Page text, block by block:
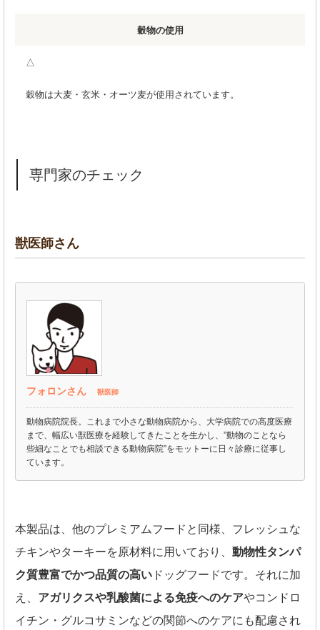
穀物の使用
△
穀物は大麦・玄米・オーツ麦が使用されています。
専門家のチェック
獣医師さん
フォロンさん 獣医師
動物病院院長。これまで小さな動物病院から、大学病院での高度医療
まで、幅広い獣医療を経験してきたことを生かし、”動物のことなら
些細なことでも相談できる動物病院”をモットーに日々診療に従事し
ています。
本製品は、他のプレミアムフードと同様、フレッシュな
チキンやターキーを原材料に用いており、 動物性タンパ
ク質豊富でかつ品質の高い ドッグフードです。それに加
え、 アガリクスや乳酸菌による免疫へのケアやコンドロ
イチン・グルコサミンなどの関節へのケアにも配慮され